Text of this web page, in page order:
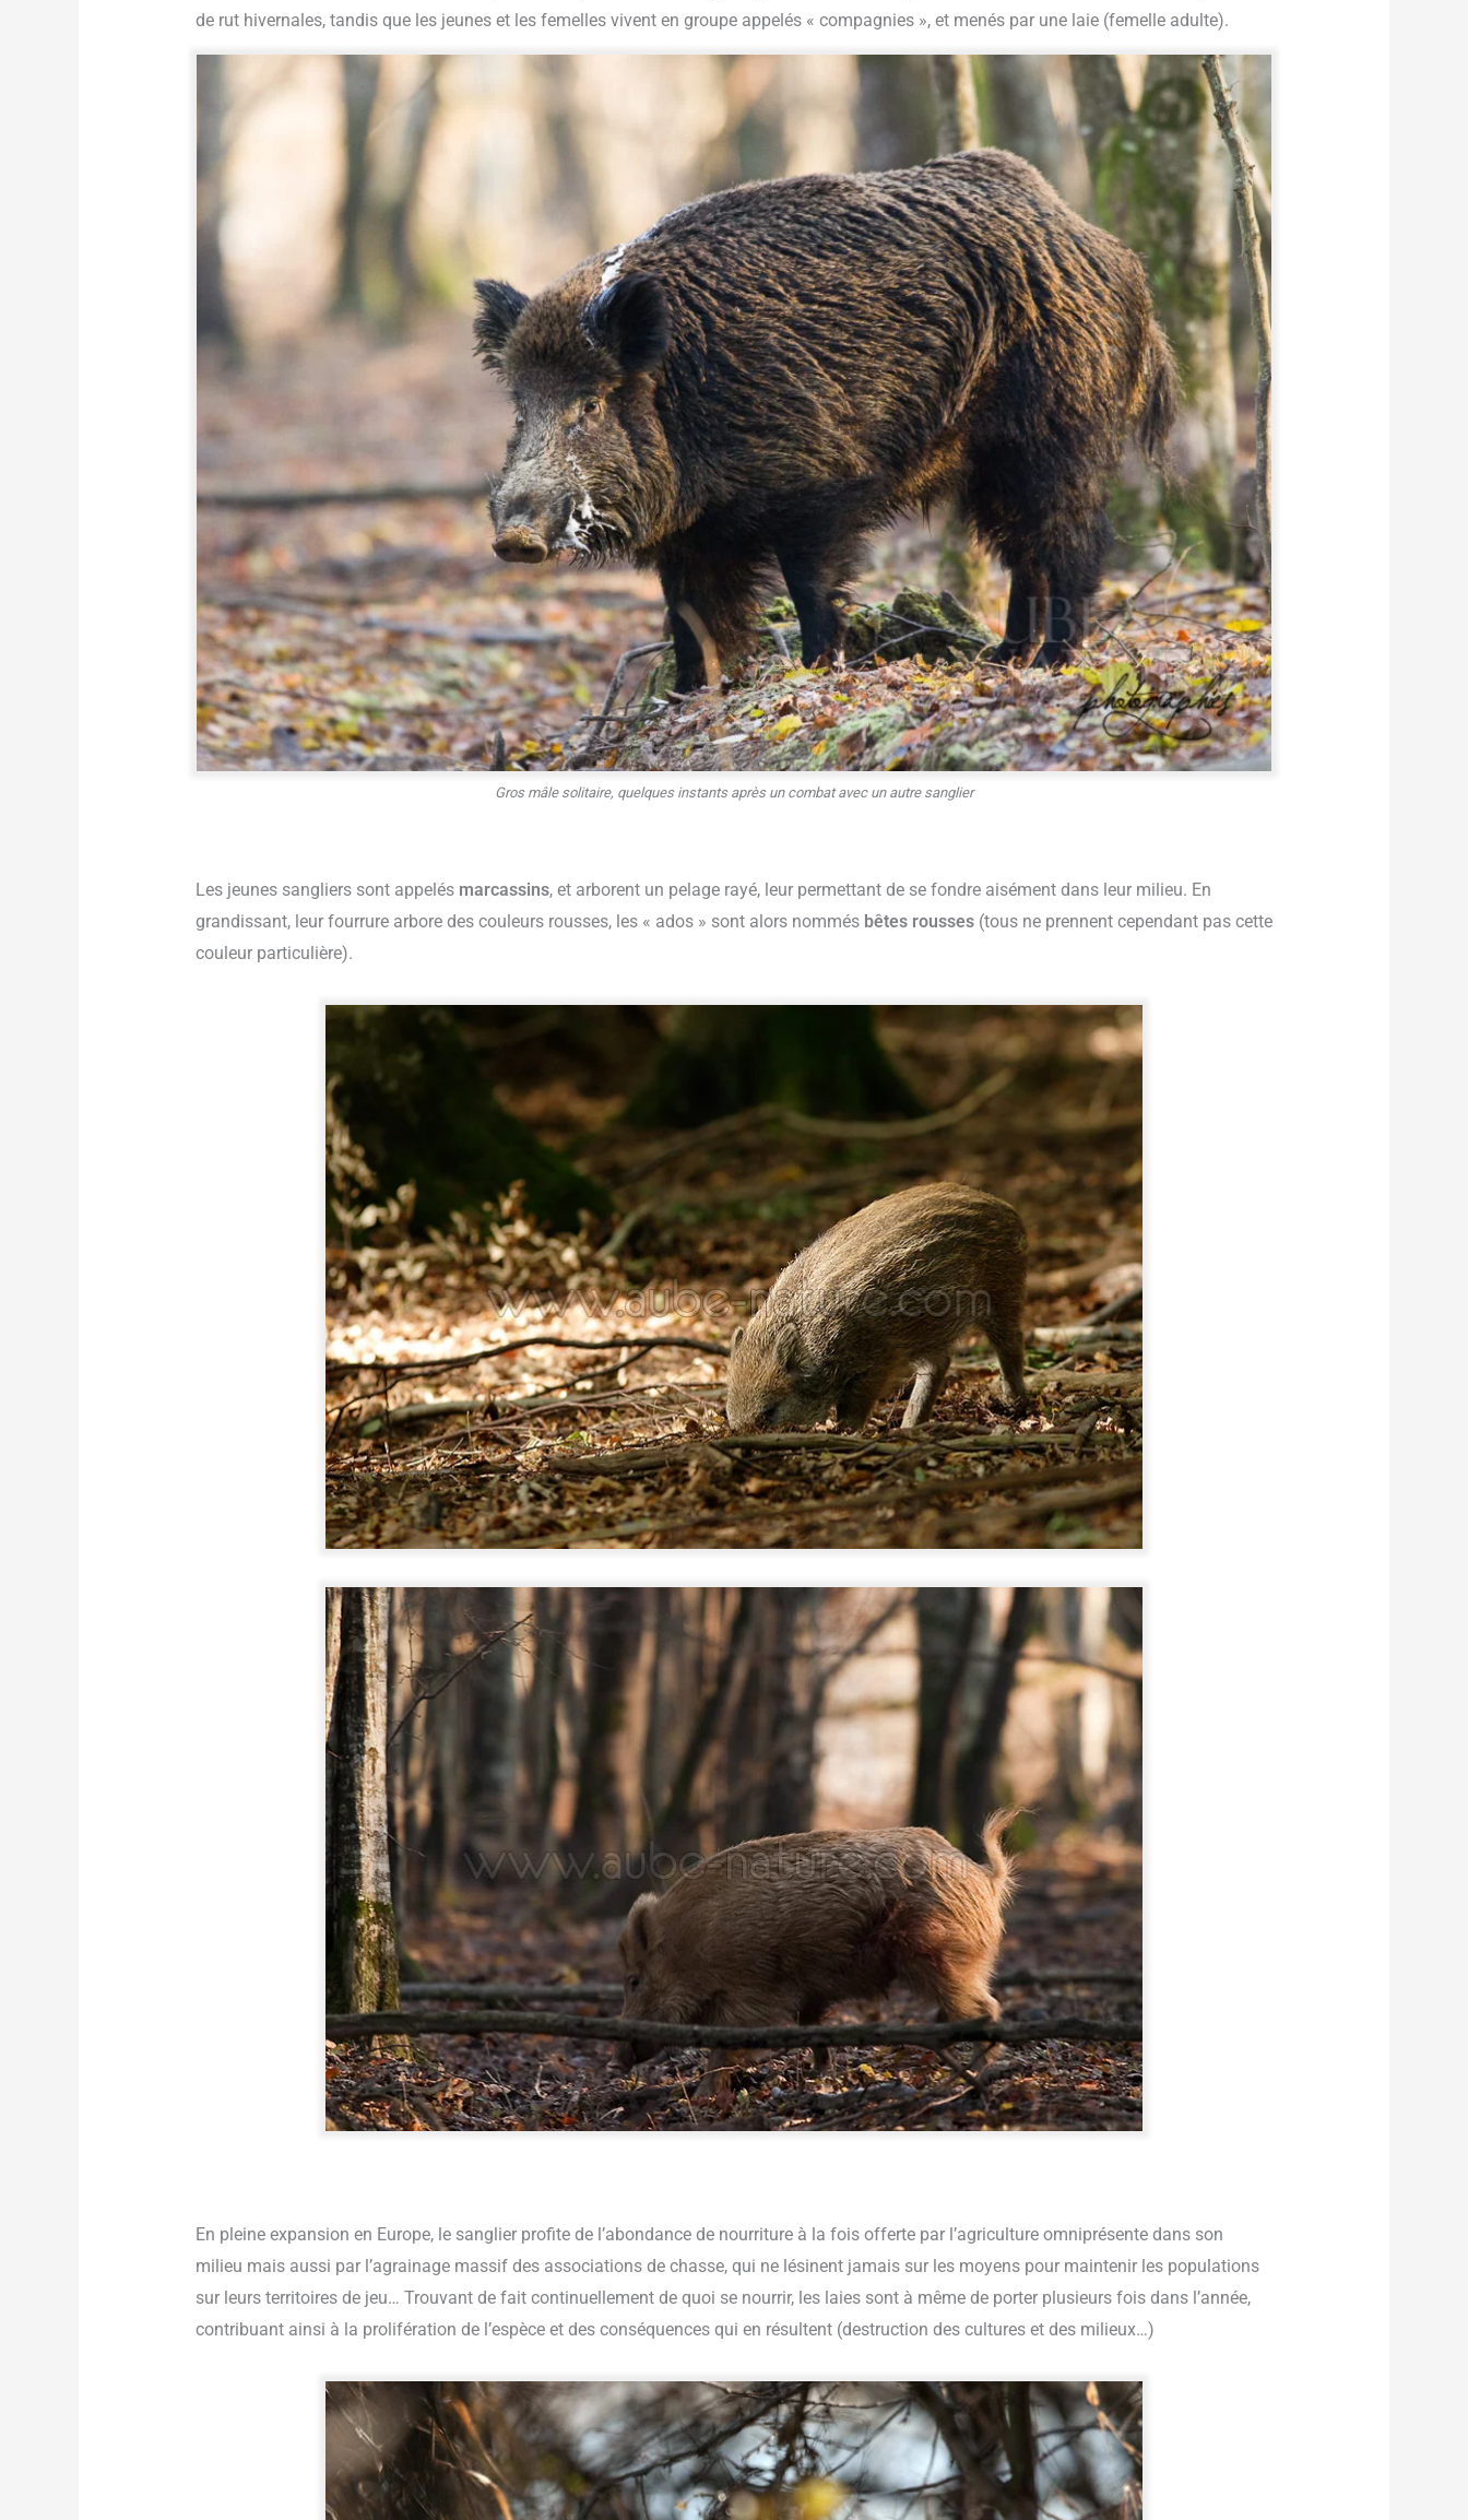
de rut hivernales, tandis que les jeunes et les femelles vivent en groupe appelés « compagnies », et menés par une laie (femelle adulte).
Gros mâle solitaire, quelques instants après un combat avec un autre sanglier
Les jeunes sangliers sont appelés marcassins, et arborent un pelage rayé, leur permettant de se fondre aisément dans leur milieu. En
grandissant, leur fourrure arbore des couleurs rousses, les « ados » sont alors nommés bêtes rousses(tous ne prennent cependant pas cette
couleur particulière).
En pleine expansion en Europe, le sanglier profite de l’abondance de nourriture à la fois offerte par l’agriculture omniprésente dans son
milieu mais aussi par l’agrainage massif des associations de chasse, qui ne lésinent jamais sur les moyens pour maintenir les populations
sur leurs territoires de jeu… Trouvant de fait continuellement de quoi se nourrir, les laies sont à même de porter plusieurs fois dans l’année,
contribuant ainsi à la prolifération de l’espèce et des conséquences qui en résultent (destruction des cultures et des milieux…)